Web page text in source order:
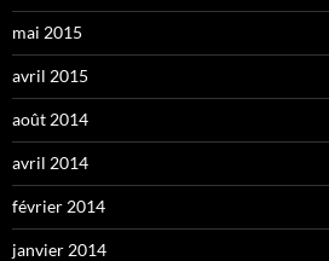
mai 2015
avril 2015
août 2014
avril 2014
février 2014
janvier 2014